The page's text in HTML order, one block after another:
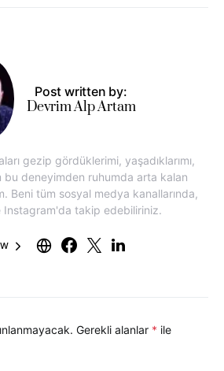
Post written by:
Devrim Alp Artam
gezip gördüklerimi, yaşadıklarımı,
bu deneyimden ruhumda arta kalan
Beni tüm sosyal medya kanallarında,
Instagram'da takip edebiliriniz.
Gerekli alanlar * ile